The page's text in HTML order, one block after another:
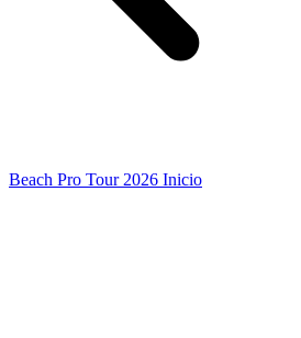
Beach Pro Tour 2026 Inicio